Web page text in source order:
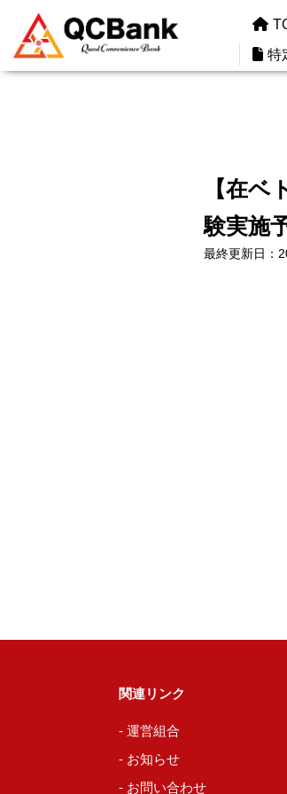
特
特
【在
験実施
最終更新日：
関連リンク
- 運営組合
- お知らせ
- お問い合わせ